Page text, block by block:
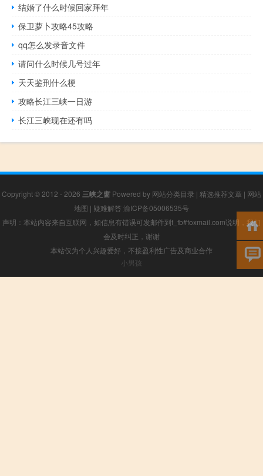
结婚了什么时候回家拜年
保卫萝卜攻略45攻略
qq怎么发录音文件
请问什么时候几号过年
天天鉴刑什么梗
攻略长江三峡一日游
长江三峡现在还有吗
Copyright © 2012 - 2026 三峡之窗 Powered by 网站分类目录 | 精选推荐文章 | 网站
地图 | 疑难解答 渝ICP备05006535号
声明：本站内容来自互联网，如信息有错误可发邮件到f_fb#foxmail.com说明，我们
会及时纠正，谢谢
本站仅为个人兴趣爱好，不接盈利性广告及商业合作
小男孩